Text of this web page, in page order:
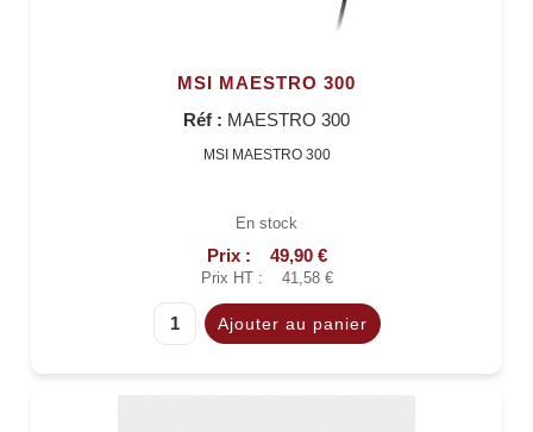
MSI MAESTRO 300
Réf : MAESTRO 300
MSI MAESTRO 300
En stock
Prix : 49,90 €
Prix HT : 41,58 €